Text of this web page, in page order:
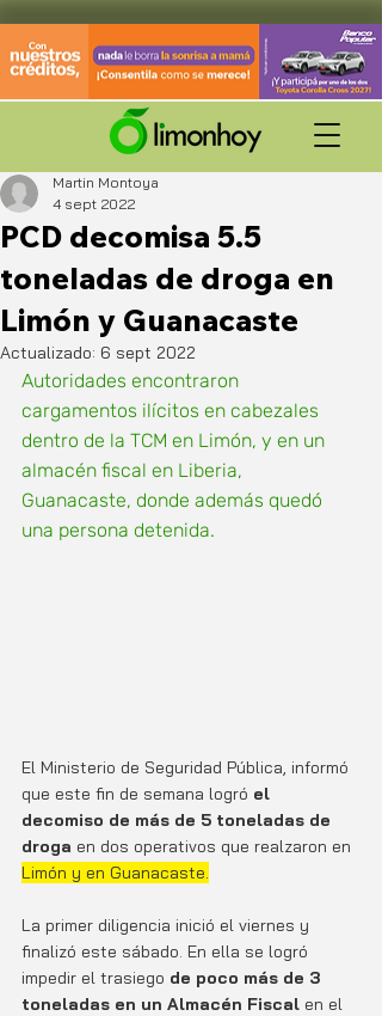
PCD decomisa 5.5
toneladas de droga en
Limón y Guanacaste
Martin Montoya
4 sept 2022
Actualizado: 6 sept 2022
Autoridades encontraron
cargamentos ilícitos en cabezales
dentro de la TCM en Limón, y en un
almacén fiscal en Liberia,
Guanacaste, donde además quedó
una persona detenida.
El Ministerio de Seguridad Pública, informó
que este fin de semana logró el
decomiso de más de 5 toneladas de
droga en dos operativos que realzaron en
Limón y en Guanacaste.
La primer diligencia inició el viernes y
finalizó este sábado. En ella se logró
impedir el trasiego de poco más de 3
toneladas en un Almacén Fiscal en el